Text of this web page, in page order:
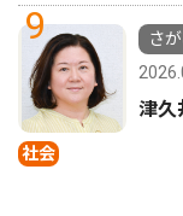
9
社会
さ
津久